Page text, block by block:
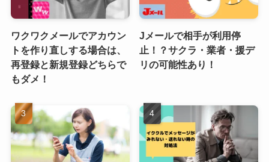
ワクワクメールでアカウン
トを作り直しする場合は、
再登録と新規登録どちらで
もダメ！
Jメールで相手が利用停
止！？サクラ・業者・援デ
リの可能性あり！